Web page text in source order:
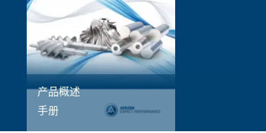
产品概述
手册